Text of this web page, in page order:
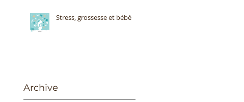
Stress, grossesse et bébé
Archive